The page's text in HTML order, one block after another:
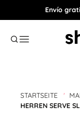
Envío
STARTSEITE '
HERREN SERVE